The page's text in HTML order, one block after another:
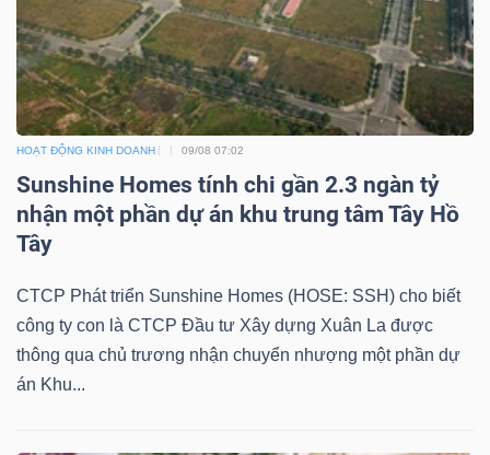
HOẠT ĐỘNG KINH DOANH 09/08 07:02
Sunshine Homes tính chi gần 2.3 ngàn tỷ
nhận một phần dự án khu trung tâm Tây Hồ
Tây
CTCP Phát triển Sunshine Homes (HOSE: SSH) cho biết
công ty con là CTCP Đầu tư Xây dựng Xuân La được
thông qua chủ trương nhận chuyển nhượng một phần dự
án Khu...
DỊCH
VỤ
TRUYỀN
THÔNG
TIỆN
ÍCH